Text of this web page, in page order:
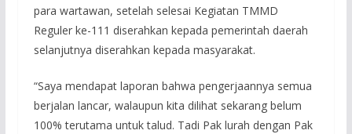
para wartawan, setelah selesai Kegiatan TMMD
Reguler ke-111 diserahkan kepada pemerintah daerah
selanjutnya diserahkan kepada masyarakat.
“Saya mendapat laporan bahwa pengerjaannya semua
berjalan lancar, walaupun kita dilihat sekarang belum
100% terutama untuk talud. Tadi Pak lurah dengan Pak